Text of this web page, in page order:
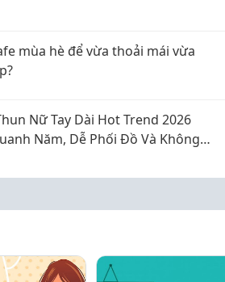
mùa hè để vừa thoải mái vừa
Nữ Tay Dài Hot Trend 2026
Năm, Dễ Phối Đồ Và Không